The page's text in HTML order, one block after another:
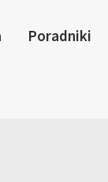
Poradniki